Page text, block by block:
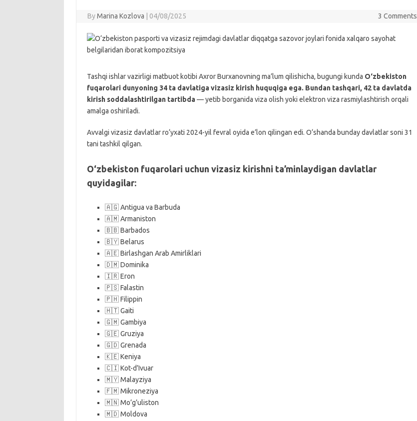
By Marina Kozlova 04/08/2025 3 Comments
Tashqi ishlar vazirligi matbuot kotibi Axror Burxanovning ma’lum qilishicha, bugungi kunda O‘zbekiston
fuqarolari dunyoning 34 ta davlatiga vizasiz kirish huquqiga ega. Bundan tashqari, 42 ta davlatda
kirish soddalashtirilgan tartibda— yetib borganida viza olish yoki elektron viza rasmiylashtirish orqali
amalga oshiriladi.
Avvalgi vizasiz davlatlar ro‘yxati 2024-yil fevral oyida e’lon qilingan edi. O‘shanda bunday davlatlar soni 31
tani tashkil qilgan.
O‘zbekiston fuqarolari uchun vizasiz kirishni ta’minlaydigan davlatlar
quyidagilar:
🇦🇬 Antigua va Barbuda
🇦🇲 Armaniston
🇧🇧 Barbados
🇧🇾 Belarus
🇦🇪 Birlashgan Arab Amirliklari
🇩🇲 Dominika
🇮🇷 Eron
🇵🇸 Falastin
🇵🇭 Filippin
🇭🇹 Gaiti
🇬🇲 Gambiya
🇬🇪 Gruziya
🇬🇩 Grenada
🇰🇪 Keniya
🇨🇮 Kot-d’Ivuar
🇲🇾 Malayziya
🇫🇲 Mikroneziya
🇲🇳 Mo’g’uliston
🇲🇩 Moldova